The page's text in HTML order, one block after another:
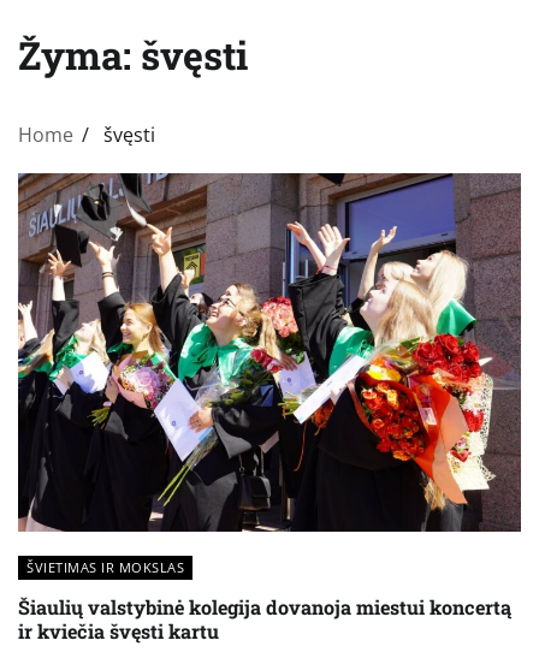
Žyma: švęsti
Home švęsti
ŠVIETIMAS IR MOKSLAS
Šiaulių valstybinė kolegija dovanoja miestui koncertą
ir kviečia švęsti kartu